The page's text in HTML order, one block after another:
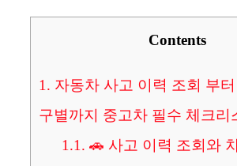
Contents
1. 자동차 사고 이력 조회 부
구별까지 중고차 필수 체크리
1.1. 🚗 사고 이력 조회와